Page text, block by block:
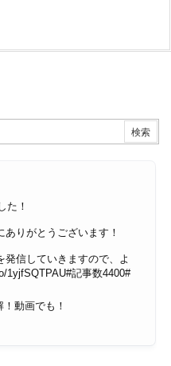
た！
りがとうございます！
信していきますので、よ
1yjfSQTPAU#記事数4400#
動画でも！